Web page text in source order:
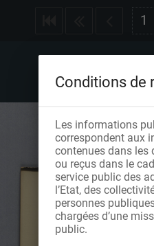
Conditions de
Les informations
correspondent aux
contenues dans les
ou reçus dans le
service public des
l’Etat, des
personnes
chargées d’une
public.